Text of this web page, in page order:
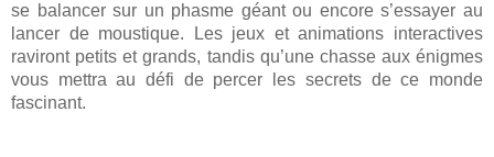
se balancer sur un phasme géant ou encore s’essayer au
lancer de moustique. Les jeux et animations interactives
raviront petits et grands, tandis qu’une chasse aux énigmes
vous mettra au défi de percer les secrets de ce monde
fascinant.